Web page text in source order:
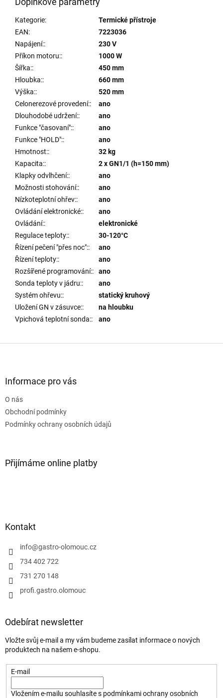
Kategorie:
Termické přístroje
EAN:
7223036
Napájení::
230 V
Příkon motoru::
1000 W
Šířka::
450 mm
Hloubka::
660 mm
Výška::
520 mm
Celonerezové provedení::
ano
Dlouhodobé udržení::
ano
Funkce "časovaní"::
ano
Funkce "HOLD"::
ano
Hmotnost::
32 kg
Kapacita::
2 x GN1/1 (h=150 mm)
Klapky odvlhčení::
ano
Možnosti stohování::
ano
Nízkoteplotní ohřev::
ano
Ovládání elektronické::
ano
Ovládání::
elektronické
Regulace teploty::
30-120°C
Řízení pečení "přes noc"::
ano
Řízení teploty::
ano
Rozšířené programování::
ano
Sonda teploty v jádru::
ano
Systém ohřevu::
statický kruhový
Uložení GN v zásuvce::
na hloubku
Vpichová teplotní sonda:: ano
Informace pro vás
O nás
Obchodní podmínky
Podmínky ochrany osobních údajů
Přijímáme online platby
Kontakt
info@gastro-olomouc.cz
734 402 722
731 270 148
profi.gastro.olomouc
Odebírat newsletter
Vložte svůj e-mail a my vám budeme zasílat informace o nových
produktech na našem e-shopu.
E-mail
Vložením e-mailu souhlasíte s podmínkami ochrany osobních